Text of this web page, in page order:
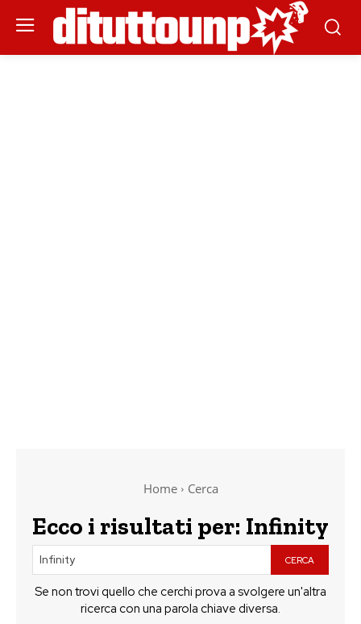
Home Cerca
Ecco i risultati per: Infinity
CERCA
Se non trovi quello che cerchi prova a svolgere un'altra
ricerca con una parola chiave diversa.